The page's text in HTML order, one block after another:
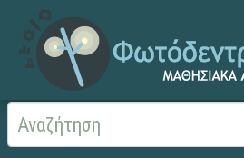
Αρχική Χωρίς τίτλο